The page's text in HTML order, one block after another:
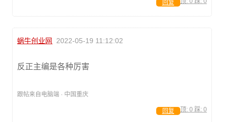
回复
蜗牛创业网 2022-05-19 11:12:02
反正主编是各种厉害
跟帖来自电脑端 · 中国重庆
顶: 0 踩: 0
回复